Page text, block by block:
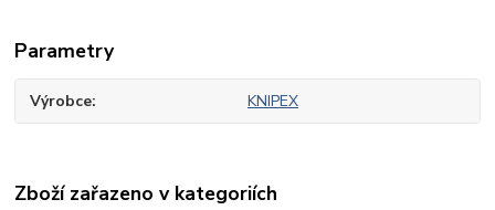
Parametry
Výrobce KNIPEX
Zboží zařazeno v kategoriích